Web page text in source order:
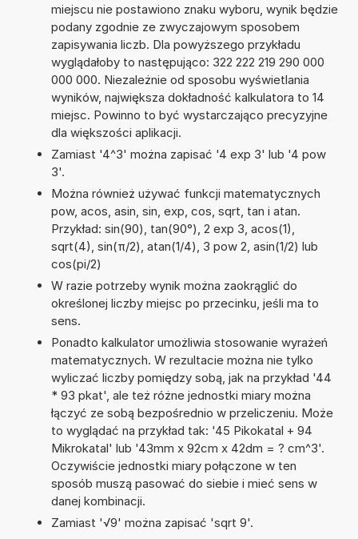
miejscu nie postawiono znaku wyboru, wynik będzie
podany zgodnie ze zwyczajowym sposobem
zapisywania liczb. Dla powyższego przykładu
wyglądałoby to następująco: 322 222 219 290 000
000 000. Niezależnie od sposobu wyświetlania
wyników, największa dokładność kalkulatora to 14
miejsc. Powinno to być wystarczająco precyzyjne
dla większości aplikacji.
Zamiast '4^3' można zapisać '4 exp 3' lub '4 pow
3'.
Można również używać funkcji matematycznych
pow, acos, asin, sin, exp, cos, sqrt, tan i atan.
Przykład: sin(90), tan(90°), 2 exp 3, acos(1),
sqrt(4), sin(π/2), atan(1/4), 3 pow 2, asin(1/2) lub
cos(pi/2)
W razie potrzeby wynik można zaokrąglić do
określonej liczby miejsc po przecinku, jeśli ma to
sens.
Ponadto kalkulator umożliwia stosowanie wyrażeń
matematycznych. W rezultacie można nie tylko
wyliczać liczby pomiędzy sobą, jak na przykład '44
* 93 pkat', ale też różne jednostki miary można
łączyć ze sobą bezpośrednio w przeliczeniu. Może
to wyglądać na przykład tak: '45 Pikokatal + 94
Mikrokatal' lub '43mm x 92cm x 42dm = ? cm^3'.
Oczywiście jednostki miary połączone w ten
sposób muszą pasować do siebie i mieć sens w
danej kombinacji.
Zamiast '√9' można zapisać 'sqrt 9'.